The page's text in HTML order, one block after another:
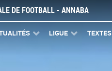
DE FOOTBALL - ANNABA
LIGUE TEXTES